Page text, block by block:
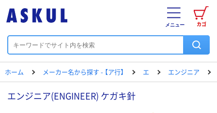
カゴ
メニュー
ホーム メーカー名から探す - 【ア行】 エ エンジニア
エンジニア(ENGINEER) ケガキ針